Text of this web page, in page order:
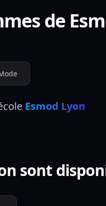
de
Esmod Lyon
sont